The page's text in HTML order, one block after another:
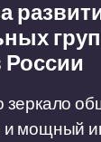
России
и мощный